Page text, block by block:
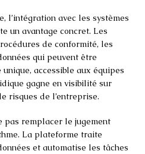
l’intégration avec les systèmes
un avantage concret. Les
de conformité, les
qui peuvent être
accessible aux équipes
gagne en visibilité sur
risques de l’entreprise.
pas remplacer le jugement
La plateforme traite
et automatise les tâches